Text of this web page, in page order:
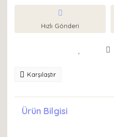
Hızlı Gönderi
Karşılaştır
Ürün Bilgisi